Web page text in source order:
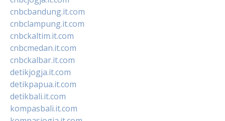
cnbcbandung.it.com
cnbclampung.it.com
cnbckaltim.it.com
cnbcmedan.it.com
cnbckalbar.it.com
detikjogja.it.com
detikpapua.it.com
detikbali.it.com
kompasbali.it.com